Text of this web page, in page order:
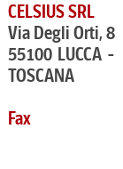
CELSIUS SRL
Via Degli Orti, 8
55100 LUCCA -
TOSCANA
Fax